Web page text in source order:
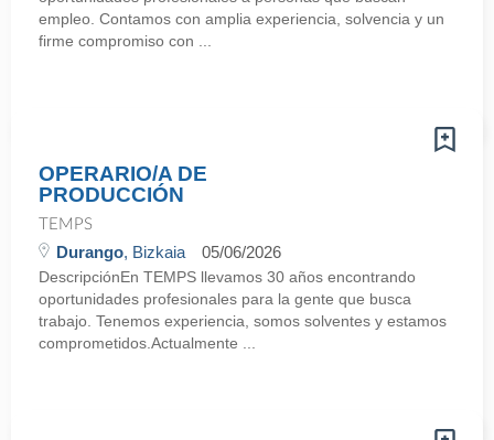
empleo. Contamos con amplia experiencia, solvencia y un
firme compromiso con ...
OPERARIO/A DE
PRODUCCIÓN
TEMPS
Durango, Bizkaia 05/06/2026
DescripciónEn TEMPS llevamos 30 años encontrando
oportunidades profesionales para la gente que busca
trabajo. Tenemos experiencia, somos solventes y estamos
comprometidos.Actualmente ...